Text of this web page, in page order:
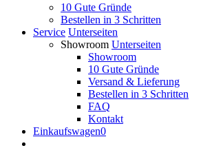
10 Gute Gründe
Bestellen in 3 Schritten
Service Unterseiten
Showroom Unterseiten
Showroom
10 Gute Gründe
Versand & Lieferung
Bestellen in 3 Schritten
FAQ
Kontakt
Einkaufswagen0